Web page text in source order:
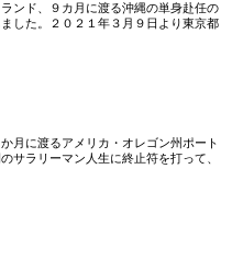
ンド、９カ月に渡る沖縄の単身赴任の
した。２０２１年３月９日より東京都
月に渡るアメリカ・オレゴン州ポート
サラリーマン人生に終止符を打って、